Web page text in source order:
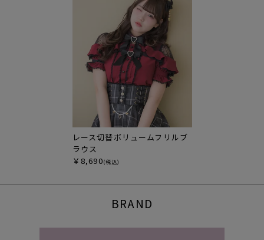
レース切替ボリュームフリルブ
ラウス
￥8,690(税込)
BRAND